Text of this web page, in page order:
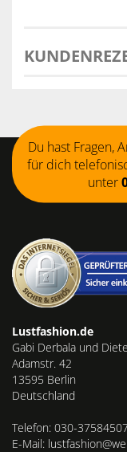
Du hast Fragen,
für dich
unter
Lustfashion.de
Gabi Derbala und
Adamstr. 42
13595 Berlin
Deutschland
Telefon: 030-
E-Mail: